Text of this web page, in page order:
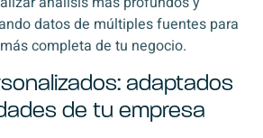
datos de múltiples fuentes para
completa de tu negocio.
adaptados
de tu empresa